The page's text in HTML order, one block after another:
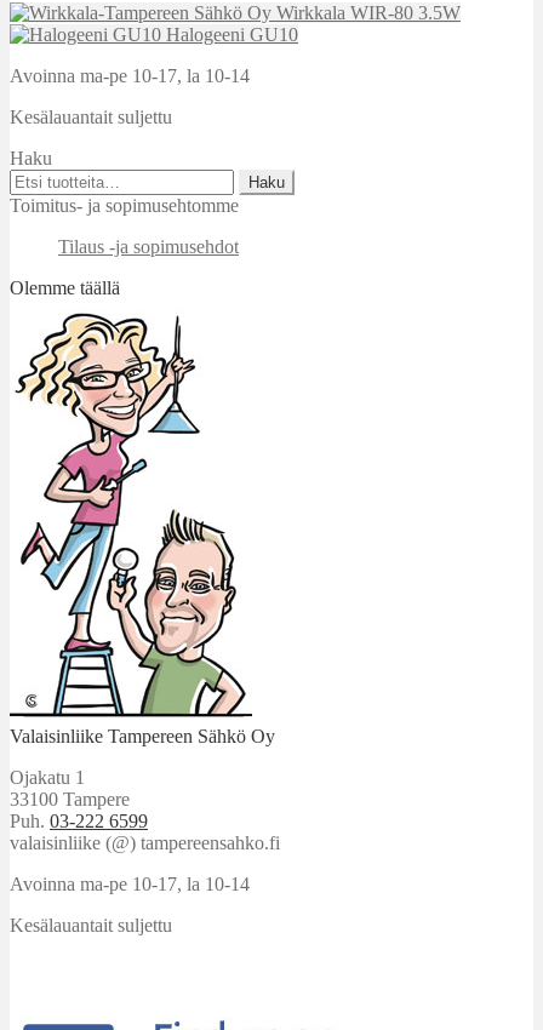
Wirkkala WIR-80 3.5W
Halogeeni GU10
Avoinna ma-pe 10-17, la 10-14
Kesälauantait suljettu
Haku
Etsi:
Haku
Toimitus- ja sopimusehtomme
Tilaus -ja sopimusehdot
Olemme täällä
Valaisinliike Tampereen Sähkö Oy
Ojakatu 1
33100 Tampere
Puh. 03-222 6599
valaisinliike (@) tampereensahko.fi
Avoinna ma-pe 10-17, la 10-14
Kesälauantait suljettu